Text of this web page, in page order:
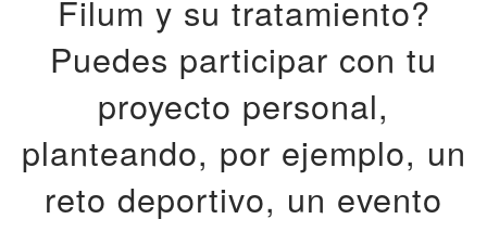
Filum y su tratamiento?
Puedes participar con tu
proyecto personal,
planteando, por ejemplo, un
reto deportivo, un evento